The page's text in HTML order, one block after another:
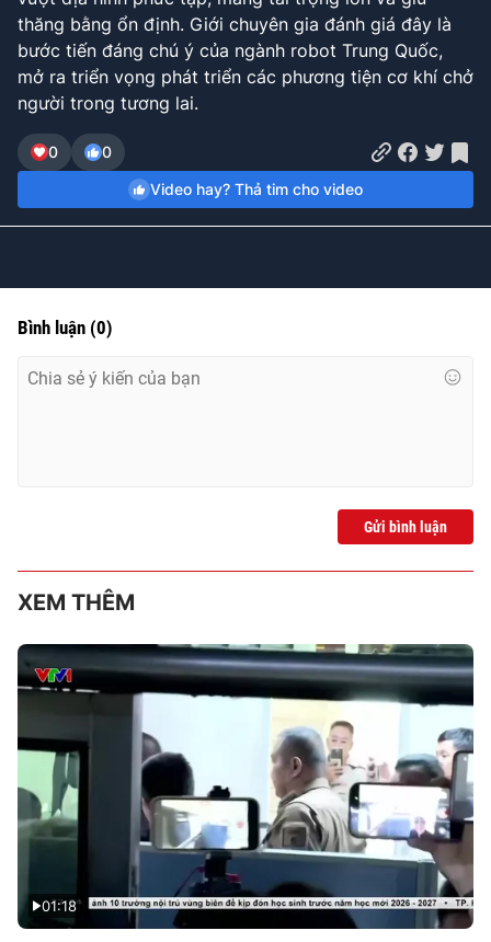
Current
Time
0:11 Duration
0:45
thăng bằng ổn định. Giới chuyên gia đánh giá đây là
bước tiến đáng chú ý của ngành robot Trung Quốc,
mở ra triển vọng phát triển các phương tiện cơ khí chở
người trong tương lai.
0
0
Video hay? Thả tim cho video
Bình luận (0)
Gửi bình luận
XEM THÊM
01:18